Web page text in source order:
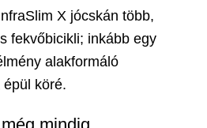
X jócskán több,
fekvőbicikli; inkább egy
alakformáló
köré.